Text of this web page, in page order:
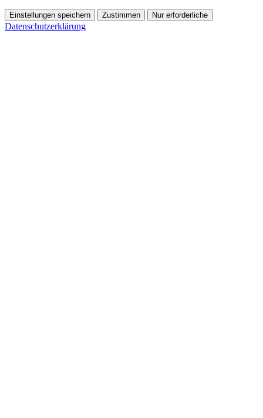
Einstellungen speichern Zustimmen Nur erforderliche
Datenschutzerklärung